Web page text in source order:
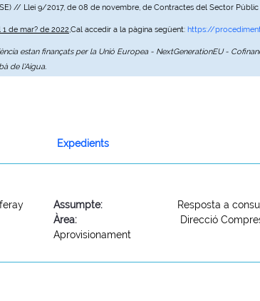
// Llei 9/2017, de 08 de novembre, de Contractes del Sector Públic
de mar? de 2022,Cal accedir a la pàgina següent: https://
estan finançats per la Unió Europea - NextGenerationEU -
de l'Aigua.
Expedients
Assumpte: Resposta a
Àrea:
Direcció
Aprovisionament